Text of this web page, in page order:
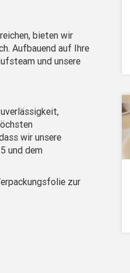
bieten wir
Aufbauend auf Ihre
und unsere
wir unsere
und dem
zur